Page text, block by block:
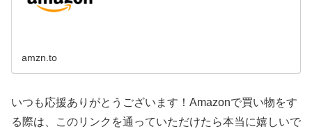
amzn.to
いつも応援ありがとうございます！Amazonで買い物をす
る際は、このリンクを通っていただけたら本当に嬉しいで